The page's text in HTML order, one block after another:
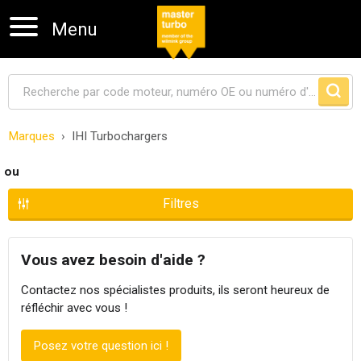
Menu
Sauter la navigation
Marques IHI Turbochargers
ou
Filtres
Vous avez besoin d'aide ?
Contactez nos spécialistes produits, ils seront heureux de
réfléchir avec vous !
Posez votre question ici !